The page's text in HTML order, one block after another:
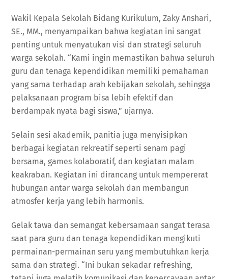
Wakil Kepala Sekolah Bidang Kurikulum, Zaky Anshari,
SE., MM., menyampaikan bahwa kegiatan ini sangat
penting untuk menyatukan visi dan strategi seluruh
warga sekolah. “Kami ingin memastikan bahwa seluruh
guru dan tenaga kependidikan memiliki pemahaman
yang sama terhadap arah kebijakan sekolah, sehingga
pelaksanaan program bisa lebih efektif dan
berdampak nyata bagi siswa,” ujarnya.
Selain sesi akademik, panitia juga menyisipkan
berbagai kegiatan rekreatif seperti senam pagi
bersama, games kolaboratif, dan kegiatan malam
keakraban. Kegiatan ini dirancang untuk mempererat
hubungan antar warga sekolah dan membangun
atmosfer kerja yang lebih harmonis.
Gelak tawa dan semangat kebersamaan sangat terasa
saat para guru dan tenaga kependidikan mengikuti
permainan-permainan seru yang membutuhkan kerja
sama dan strategi. “Ini bukan sekadar refreshing,